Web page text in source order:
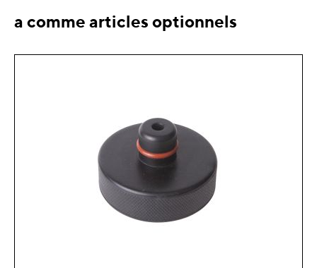
a comme articles optionnels